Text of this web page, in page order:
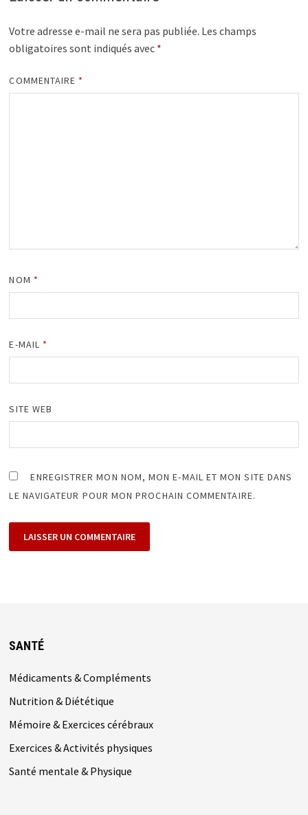
Votre adresse e-mail ne sera pas publiée. Les champs
obligatoires sont indiqués avec *
COMMENTAIRE *
NOM *
E-MAIL *
SITE WEB
ENREGISTRER MON NOM, MON E-MAIL ET MON SITE DANS
LE NAVIGATEUR POUR MON PROCHAIN COMMENTAIRE.
SANTÉ
Médicaments & Compléments
Nutrition & Diététique
Mémoire & Exercices cérébraux
Exercices & Activités physiques
Santé mentale & Physique